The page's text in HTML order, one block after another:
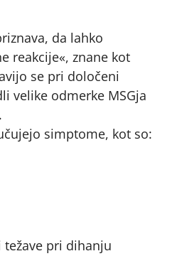
da lahko
reakcije«, znane kot
se pri določeni
velike odmerke MSGja
simptome, kot so:
pri dihanju